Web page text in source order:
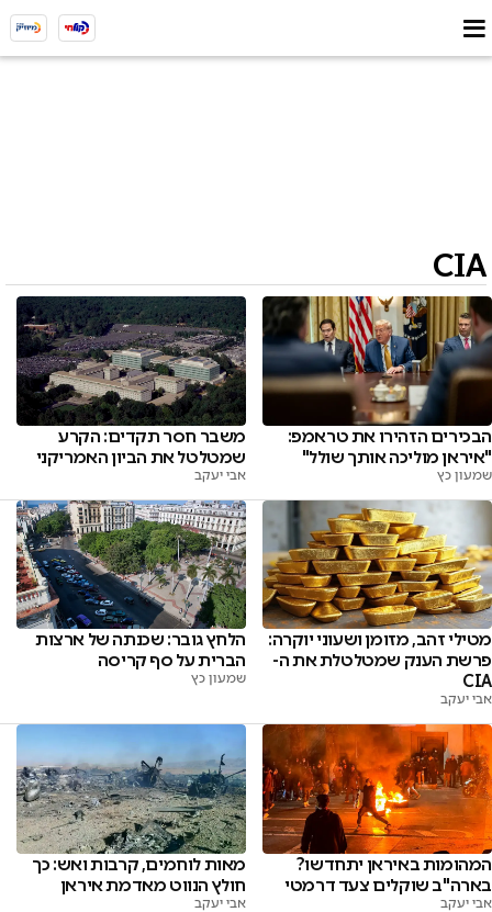
CIA
הבכירים הזהירו את טראמפ:
"איראן מוליכה אותך שולל"
שמעון כץ
משבר חסר תקדים: הקרע
שמטלטל את הביון האמריקני
אבי יעקב
מטילי זהב, מזומן ושעוני יוקרה:
פרשת הענק שמטלטלת את ה-
CIA
אבי יעקב
הלחץ גובר: שכנתה של ארצות
הברית על סף קריסה
שמעון כץ
המהומות באיראן יתחדשו?
בארה"ב שוקלים צעד דרמטי
אבי יעקב
מאות לוחמים, קרבות ואש: כך
חולץ הנווט מאדמת איראן
אבי יעקב